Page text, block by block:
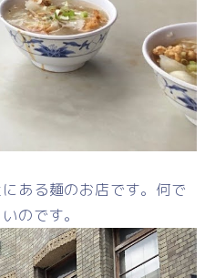
ある麺のお店です。何で
のです。